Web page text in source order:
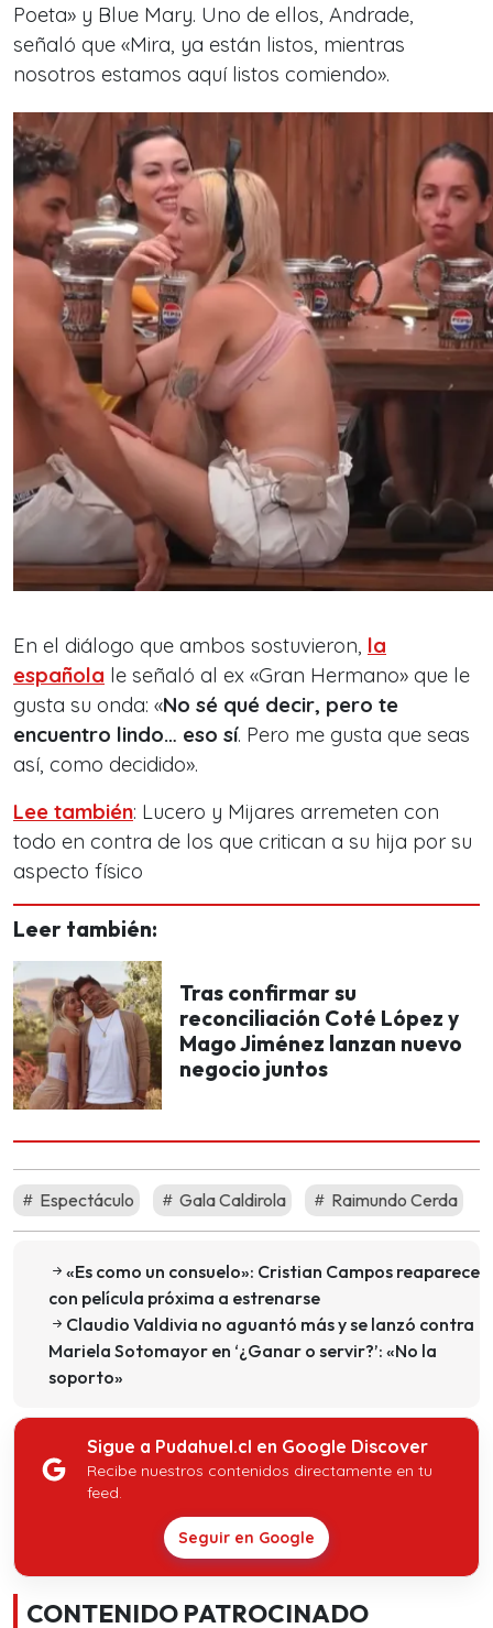
Poeta» y Blue Mary. Uno de ellos, Andrade,
señaló que «Mira, ya están listos, mientras
nosotros estamos aquí listos comiendo».
En el diálogo que ambos sostuvieron, la
española le señaló al ex «Gran Hermano» que le
gusta su onda: «No sé qué decir, pero te
encuentro lindo… eso sí. Pero me gusta que seas
así, como decidido».
Lee también: Lucero y Mijares arremeten con
todo en contra de los que critican a su hija por su
aspecto físico
Leer también:
Tras confirmar su
reconciliación Coté López y
Mago Jiménez lanzan nuevo
negocio juntos
Espectáculo Gala Caldirola Raimundo Cerda
«Es como un consuelo»: Cristian Campos reaparece
con película próxima a estrenarse
Claudio Valdivia no aguantó más y se lanzó contra
Mariela Sotomayor en ‘¿Ganar o servir?’: «No la
soporto»
Sigue a Pudahuel.cl en Google Discover
Recibe nuestros contenidos directamente en tu
feed.
Seguir en Google
CONTENIDO PATROCINADO